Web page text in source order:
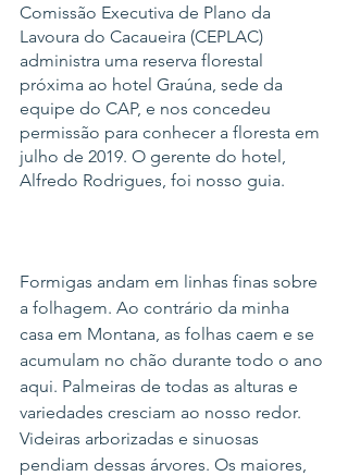
Comissão Executiva de Plano da
Lavoura do Cacaueira (CEPLAC)
administra uma reserva florestal
próxima ao hotel Graúna, sede da
equipe do CAP, e nos concedeu
permissão para conhecer a floresta em
julho de 2019. O gerente do hotel,
Alfredo Rodrigues, foi nosso guia.
Formigas andam em linhas finas sobre
a folhagem. Ao contrário da minha
casa em Montana, as folhas caem e se
acumulam no chão durante todo o ano
aqui. Palmeiras de todas as alturas e
variedades cresciam ao nosso redor.
Videiras arborizadas e sinuosas
pendiam dessas árvores. Os maiores,